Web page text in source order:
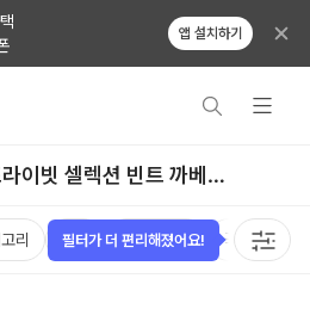
앱 설치하기
이빗 셀렉션 빈트 까베르
리 가격 비비노점수 국가 용량
필터가 더 편리해졌어요!